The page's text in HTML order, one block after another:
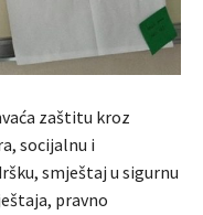
zaštitu kroz
socijalnu i
smještaj u sigurnu
pravno